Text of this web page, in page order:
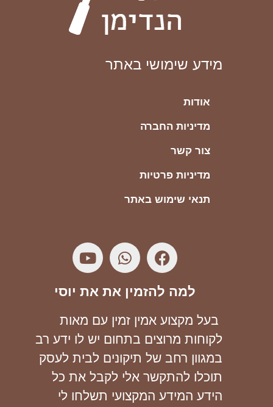
מידע שימושי באתר
אודות
מדיניות החברה
צור קשר
מדיניות פרטיות
תנאי שימוש באתר
למה להזמין את את יוסי
בעל מקצוע אמין זמין עם מאות
לקוחות מרוצים בתחום יש לו ידע רב
במגוון רחב של תיקונים לבית לעסק
תוכלו להתקשר אלי לקבל את כל
הידע המידע המקצועי תשלחו לי